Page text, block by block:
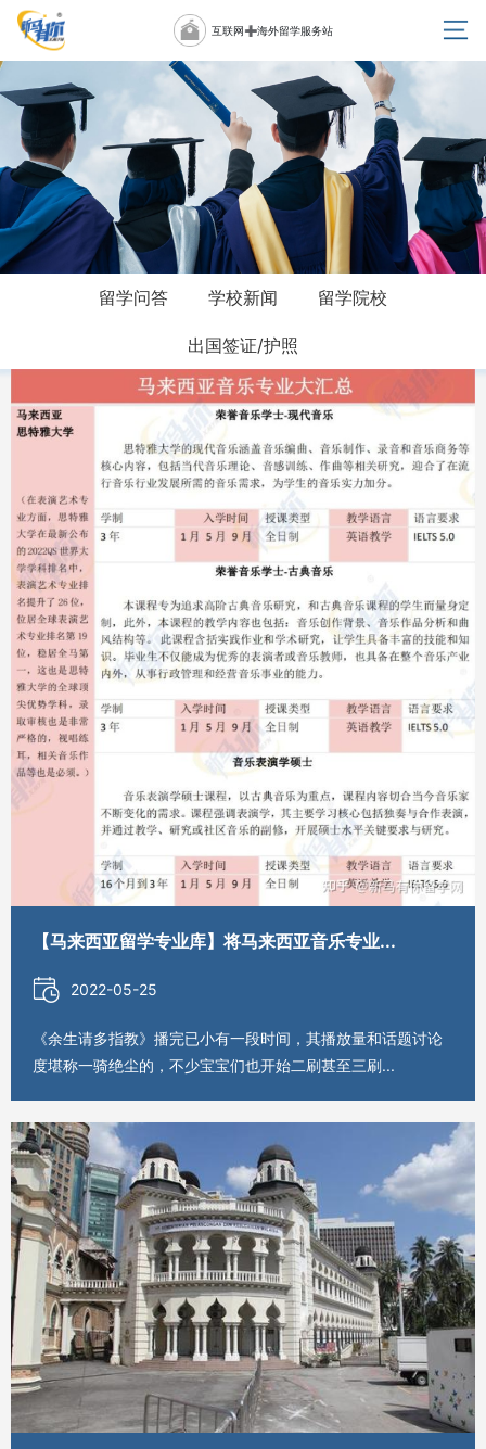
互联网➕海外留学服务站
留学问答 学校新闻 留学院校
出国签证/护照
【马来西亚留学专业库】将马来西亚音乐专业...
2022-05-25
《余生请多指教》播完已小有一段时间，其播放量和话题讨论
度堪称一骑绝尘的，不少宝宝们也开始二刷甚至三刷...